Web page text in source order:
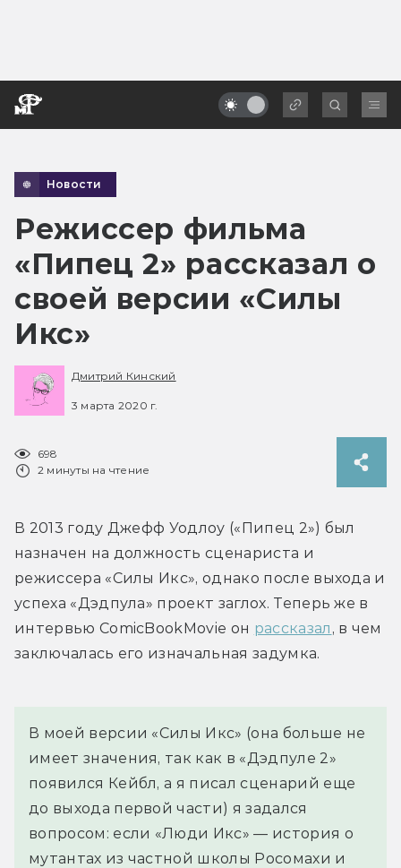
Новости
Режиссер фильма
«Пипец 2» рассказал о
своей версии «Силы
Икс»
Дмитрий Кинский
3 марта 2020 г.
698
2 минуты на чтение
В 2013 году Джефф Уодлоу («Пипец 2») был
назначен на должность сценариста и
режиссера «Силы Икс», однако после выхода и
успеха «Дэдпула» проект заглох. Теперь же в
интервью ComicBookMovie он рассказал , в чем
заключалась его изначальная задумка.
В моей версии «Силы Икс» (она больше не
имеет значения, так как в «Дэдпуле 2»
появился Кейбл, а я писал сценарий еще
до выхода первой части) я задался
вопросом: если «Люди Икс» — история о
мутантах из частной школы Росомахи и